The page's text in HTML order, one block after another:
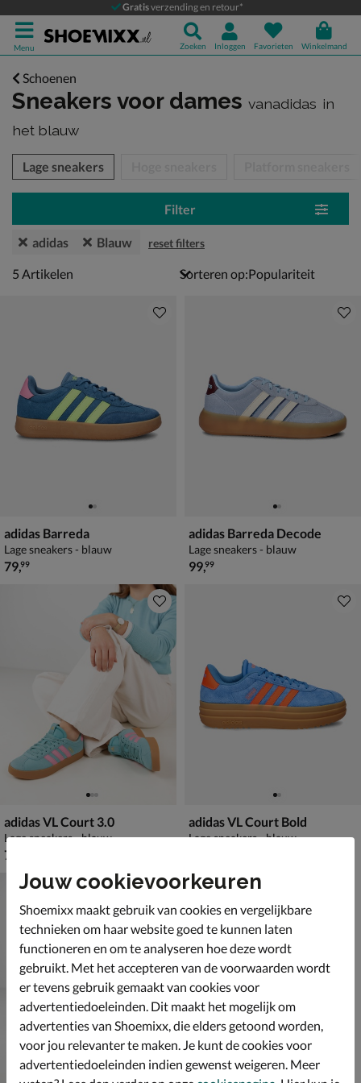
Gratisverzending en retour*
Menu Zoeken Inloggen Favorieten Winkelmand
Schoenen
Sneakers voor dames vanadidas in
het blauw
over
Lage sneakers
Filter
adidas Blauw reset filters
5 artikelen
5 Artikelen Sorteren op:
adidas Barreda
Lage sneakers - blauw
€ 79,99
79,99
adidas Barreda Decode
Lage sneakers - blauw
€ 99,99
99,99
adidas VL Court 3.0
Lage sneakers - blauw
€ 79,99
79
adidas VL Court Bold
Lage sneakers - blauw
Jouw cookievoorkeuren
Shoemixx maakt gebruik van cookies en vergelijkbare
technieken om haar website goed te kunnen laten
functioneren en om te analyseren hoe deze wordt
gebruikt. Met het accepteren van de voorwaarden wordt
er tevens gebruik gemaakt van cookies voor
advertentiedoeleinden. Dit maakt het mogelijk om
advertenties van Shoemixx, die elders getoond worden,
voor jou relevanter te maken. Je kunt de cookies voor
advertentiedoeleinden indien gewenst weigeren. Meer